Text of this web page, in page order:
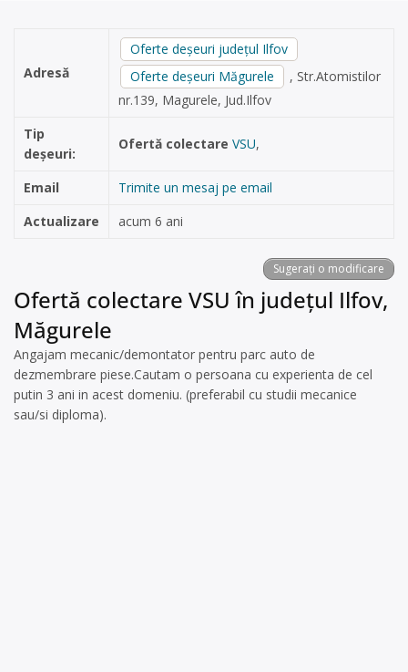
Adresă
Oferte deșeuri județul Ilfov
Oferte deșeuri Măgurele
, Str.Atomistilor
nr.139, Magurele, Jud.Ilfov
Tip
deșeuri:
Ofertă colectare VSU,
Email
Trimite un mesaj pe email
Actualizare
acum 6 ani
Sugerați o modificare
Ofertă colectare VSU în județul Ilfov,
Măgurele
Angajam mecanic/demontator pentru parc auto de
dezmembrare piese.Cautam o persoana cu experienta de cel
putin 3 ani in acest domeniu. (preferabil cu studii mecanice
sau/si diploma).